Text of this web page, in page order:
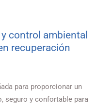
control ambiental
recuperación
para proporcionar un
seguro y confortable para